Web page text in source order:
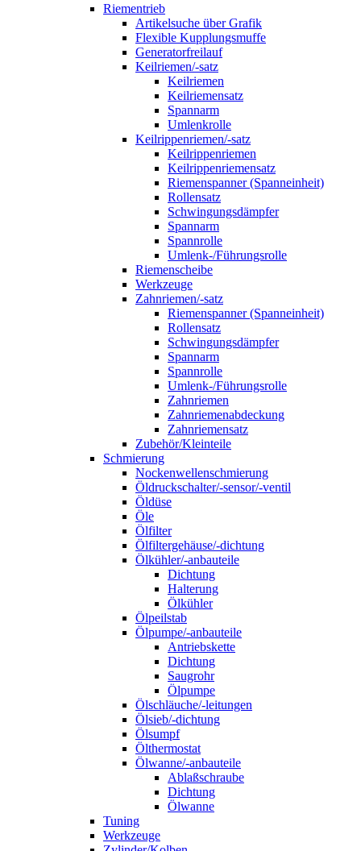
Riementrieb
Artikelsuche über Grafik
Flexible Kupplungsmuffe
Generatorfreilauf
Keilriemen/-satz
Keilriemen
Keilriemensatz
Spannarm
Umlenkrolle
Keilrippenriemen/-satz
Keilrippenriemen
Keilrippenriemensatz
Riemenspanner (Spanneinheit)
Rollensatz
Schwingungsdämpfer
Spannarm
Spannrolle
Umlenk-/Führungsrolle
Riemenscheibe
Werkzeuge
Zahnriemen/-satz
Riemenspanner (Spanneinheit)
Rollensatz
Schwingungsdämpfer
Spannarm
Spannrolle
Umlenk-/Führungsrolle
Zahnriemen
Zahnriemenabdeckung
Zahnriemensatz
Zubehör/Kleinteile
Schmierung
Nockenwellenschmierung
Öldruckschalter/-sensor/-ventil
Öldüse
Öle
Ölfilter
Ölfiltergehäuse/-dichtung
Ölkühler/-anbauteile
Dichtung
Halterung
Ölkühler
Ölpeilstab
Ölpumpe/-anbauteile
Antriebskette
Dichtung
Saugrohr
Ölpumpe
Ölschläuche/-leitungen
Ölsieb/-dichtung
Ölsumpf
Ölthermostat
Ölwanne/-anbauteile
Ablaßschraube
Dichtung
Ölwanne
Tuning
Werkzeuge